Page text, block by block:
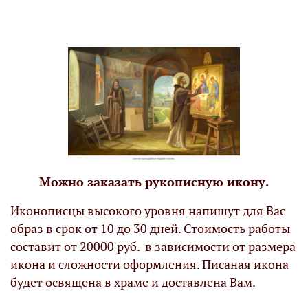
Можно заказать рукописную икону.
Иконописцы высокого уровня напишут для Вас
образ в срок от 10 до 30 дней. Стоимость работы
составит от 20000 руб. в зависимости от размера
икона и сложности оформления. Писаная икона
будет освящена в храме и доставлена Вам.